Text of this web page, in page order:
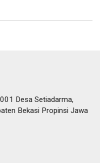
Desa Setiadarma,
Bekasi Propinsi Jawa